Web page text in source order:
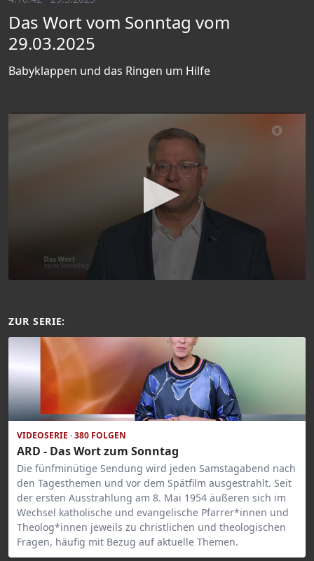
Das Wort vom Sonntag vom
29.03.2025
Babyklappen und das Ringen um Hilfe
ZUR SERIE:
VIDEOSERIE · 380 FOLGEN
ARD - Das Wort zum Sonntag
Die fünfminütige Sendung wird jeden Samstagabend nach
den Tagesthemen und vor dem Spätfilm ausgestrahlt. Seit
der ersten Ausstrahlung am 8. Mai 1954 äußeren sich im
Wechsel katholische und evangelische Pfarrer*innen und
Theolog*innen jeweils zu christlichen und theologischen
Fragen, häufig mit Bezug auf aktuelle Themen.